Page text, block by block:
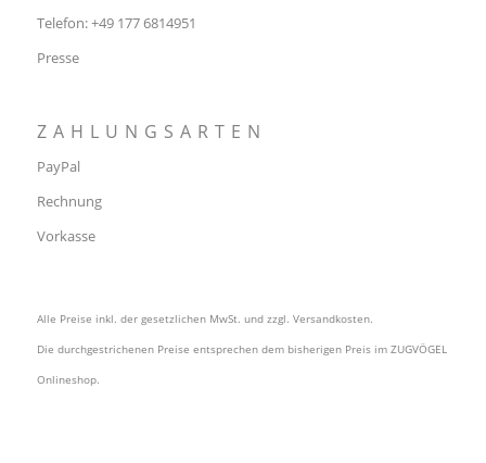
Telefon: +49 177 6814951
Presse
ZAHLUNGSARTEN
PayPal
Rechnung
Vorkasse
Alle Preise inkl. der gesetzlichen MwSt. und zzgl. Versandkosten.
Die durchgestrichenen Preise entsprechen dem bisherigen Preis im ZUGVÖGEL
Onlineshop.